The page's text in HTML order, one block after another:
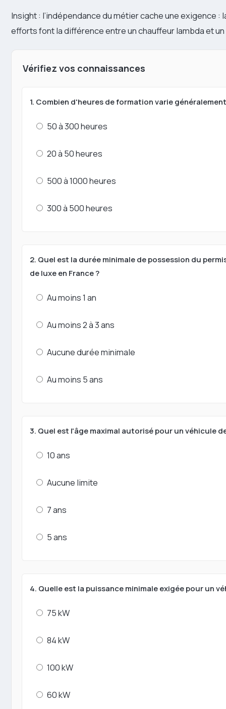
Insight : l’indépendance du métier cache une exigence
efforts font la différence entre un chauffeur lambda et
Vérifiez vos connaissances
1. Combien d'heures de formation varie
50 à 300 heures
20 à 50 heures
500 à 1000 heures
300 à 500 heures
2. Quel est la durée minimale de possession du
de luxe en France ?
Au moins 1 an
Au moins 2 à 3 ans
Aucune durée minimale
Au moins 5 ans
3. Quel est l'âge maximal autorisé pour un véhicule
10 ans
Aucune limite
7 ans
5 ans
4. Quelle est la puissance minimale exigée pour un
75 kW
84 kW
100 kW
60 kW